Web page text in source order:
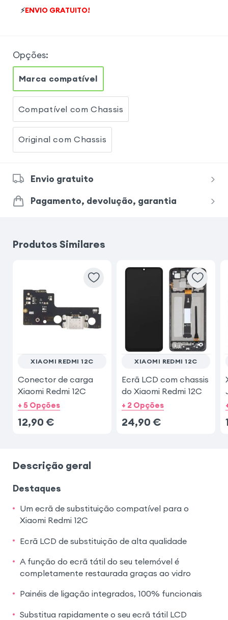
⚡ENVIO GRATUITO!
Opções:
Marca compatível
Compatível com Chassis
Original com Chassis
Envio gratuito
Pagamento, devolução, garantia
Produtos Similares
XIAOMI REDMI 12C
Conector de carga
Xiaomi Redmi 12C
+ 5 Opções
12,90 €
XIAOMI REDMI 12C
Ecrã LCD com chassis
do Xiaomi Redmi 12C
+ 2 Opções
24,90 €
Descrição geral
Destaques
Um ecrã de substituição compatível para o
Xiaomi Redmi 12C
Ecrã LCD de substituição de alta qualidade
A função do ecrã tátil do seu telemóvel é
completamente restaurada graças ao vidro
Painéis de ligação integrados, 100% funcionais
Substitua rapidamente o seu ecrã tátil LCD